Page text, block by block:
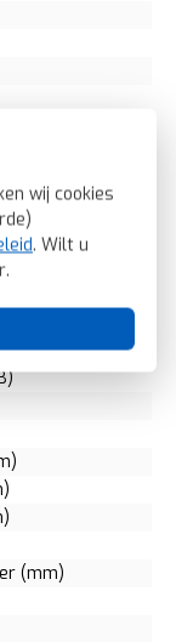
wij cookies
. Wilt u
.
(mm)